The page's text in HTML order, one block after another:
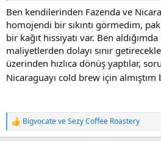
Ben kendilerinden Fazenda ve
homojendi bir sıkıntı görmedim,
bir kağıt hissiyatı var. Ben
maliyetlerden dolayı sınır
üzerinden hızlıca dönüş yaptılar,
Nicaraguayı cold brew için almıştım
T
e
BigvocateveSezy Coffee Roastery